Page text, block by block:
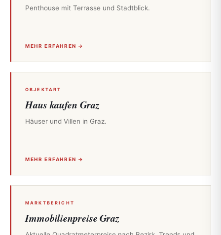
Penthouse mit Terrasse und Stadtblick.
MEHR ERFAHREN →
OBJEKTART
Haus kaufen Graz
Häuser und Villen in Graz.
MEHR ERFAHREN →
MARKTBERICHT
Immobilienpreise Graz